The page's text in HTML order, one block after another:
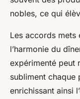
nobles, ce qui
Les accords mets
l’harmonie du
expérimenté peut
subliment chaque
enrichissant ainsi